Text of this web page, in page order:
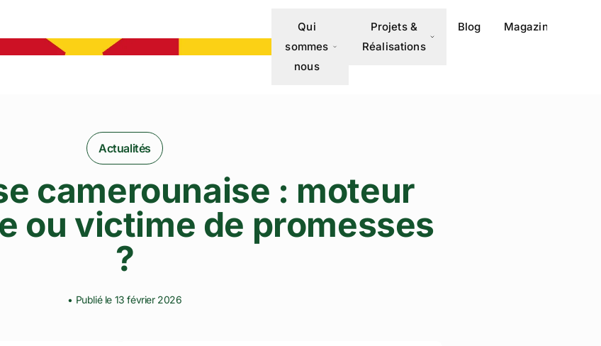
Qui
sommes
nous
Projets &
Réalisations
Blog Magazine
Actualités
camerounaise : moteur
ou victime de promesses
?
• Publié le 13 février 2026